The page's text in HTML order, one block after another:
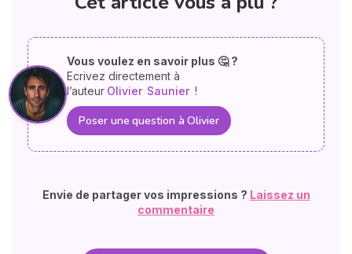
Vous voulez en savoir plus 🤔 ?
Ecrivez directement à
l’auteur Olivier Saunier !
Poser une question à Olivier
Envie de partager vos impressions ? Laissez un
commentaire